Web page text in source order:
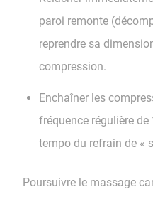
paroi remonte
reprendre sa
compression.
Enchaîner les
fréquence régulière de
tempo du refrain de «
Poursuivre le massage